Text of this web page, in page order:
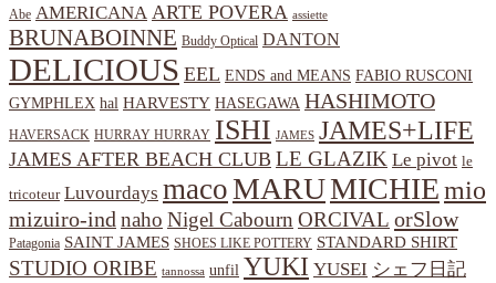
Abe AMERICANA ARTE POVERA assiette
BRUNABOINNE Buddy Optical DANTON
DELICIOUS EEL ENDS and MEANS FABIO RUSCONI
GYMPHLEX hal HARVESTY HASEGAWA HASHIMOTO
HAVERSACK HURRAY HURRAY ISHI JAMES JAMES+LIFE
JAMES AFTER BEACH CLUB LE GLAZIK Le pivot le
tricoteur Luvourdays macoMARUMICHIEmio
mizuiro-ind naho Nigel Cabourn ORCIVAL orSlow
Patagonia SAINT JAMES SHOES LIKE POTTERY STANDARD SHIRT
STUDIO ORIBE tannossa unfil YUKI YUSEI シェフ日記